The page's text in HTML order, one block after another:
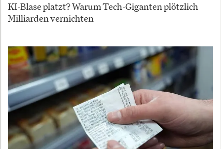
KI-Blase platzt? Warum Tech-Giganten plötzlich
Milliarden vernichten